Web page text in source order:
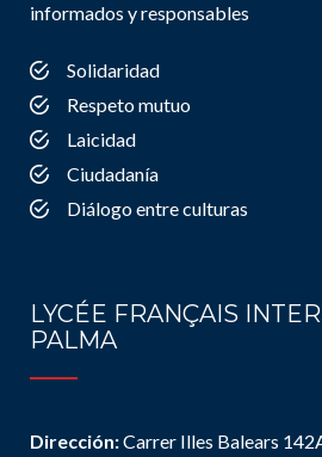
informados y responsables
Solidaridad
Respeto mutuo
Laicidad
Ciudadanía
Diálogo entre culturas
LYCÉE FRANÇAIS
PALMA
Dirección:Carrer Illes Balears